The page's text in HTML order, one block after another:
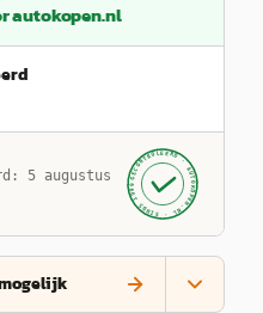
autokopen.nl
5 augustus
GECONTROLEERD ·
AUTOKOPEN.NL
· SINDS 1999 ·